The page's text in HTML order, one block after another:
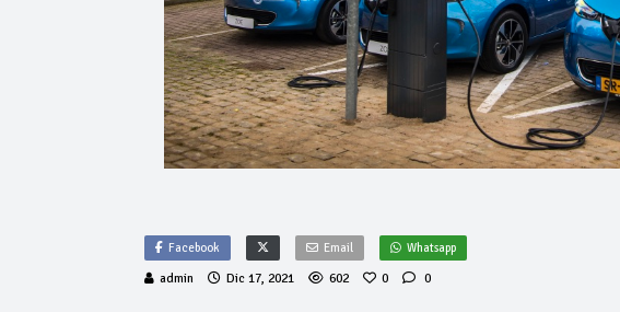
Facebook Email Whatsapp
admin Dic 17, 2021 602 0 0